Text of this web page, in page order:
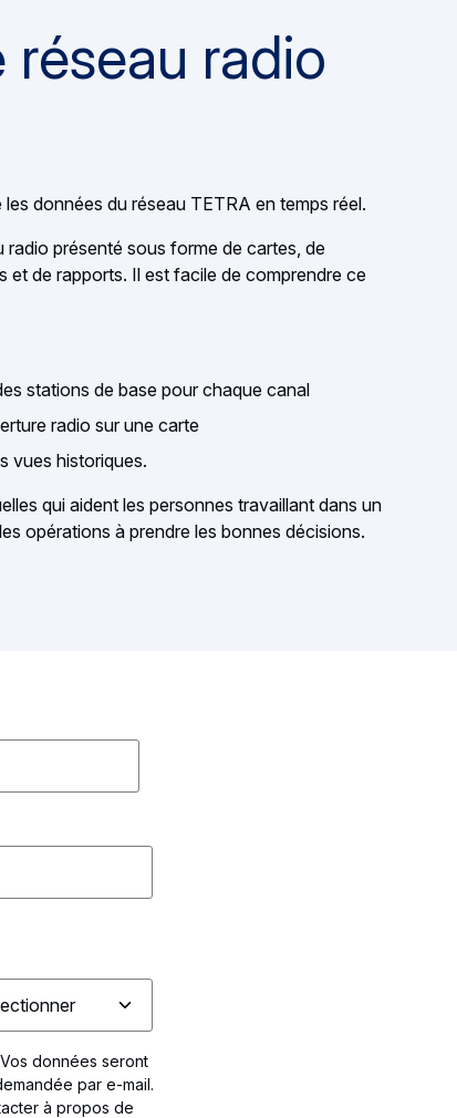
réseau radio
données du réseau TETRA en temps réel.
présenté sous forme de cartes, de
et de rapports. Il est facile de comprendre ce
stations de base pour chaque canal
radio sur une carte
vues historiques.
qui aident les personnes travaillant dans un
opérations à prendre les bonnes décisions.
données seront
par e-mail.
à propos de